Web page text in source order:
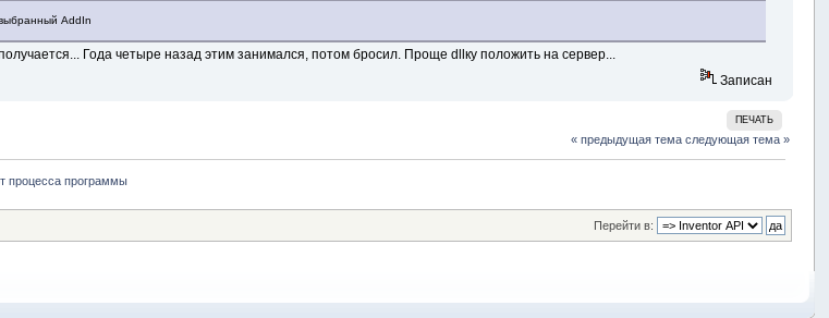
AddIn
Года четыре назад этим занимался, потом бросил. Проще dllку положить на сервер...
Записан
ПЕЧАТЬ
« предыдущая тема следующая тема »
процесса программы
Перейти в: